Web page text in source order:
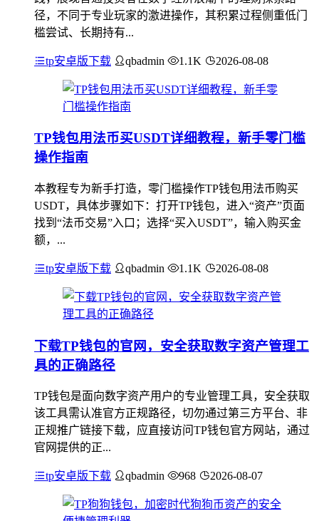
径，不同于专业玩家的激进操作，其积累过程侧重低门
槛尝试、长期持有...
tp安卓版下载 qbadmin 1.1K 2026-08-08
TP钱包用法币买USDT详细教程，新手零门槛
操作指南
本教程专为新手打造，零门槛操作TP钱包用法币购买
USDT，具体步骤如下：打开TP钱包，进入“资产”页面
找到“法币交易”入口；选择“买入USDT”，输入购买金
额，...
tp安卓版下载 qbadmin 1.1K 2026-08-08
下载TP钱包的官网，安全获取数字资产管理工
具的正确路径
TP钱包是面向数字资产用户的专业管理工具，安全获取
该工具需认准官方正规路径，切勿通过第三方平台、非
正规推广链接下载，应直接访问TP钱包官方网站，通过
官网提供的正...
tp安卓版下载 qbadmin 968 2026-08-07